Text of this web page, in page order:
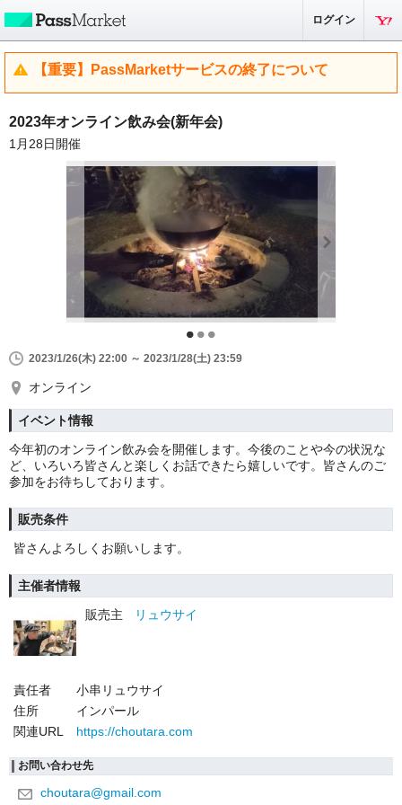
ログイン
【重要】PassMarketサービスの終了について
2023年オンライン飲み会(新年会)
1月28日開催
2023/1/26(木) 22:00 ～ 2023/1/28(土) 23:59
オンライン
イベント情報
今年初のオンライン飲み会を開催します。今後のことや今の状況な
ど、いろいろ皆さんと楽しくお話できたら嬉しいです。皆さんのご
参加をお待ちしております。
販売条件
皆さんよろしくお願いします。
主催者情報
販売主
リュウサイ
責任者
小串リュウサイ
住所
インパール
関連URL
https://choutara.com
お問い合わせ先
choutara@gmail.com